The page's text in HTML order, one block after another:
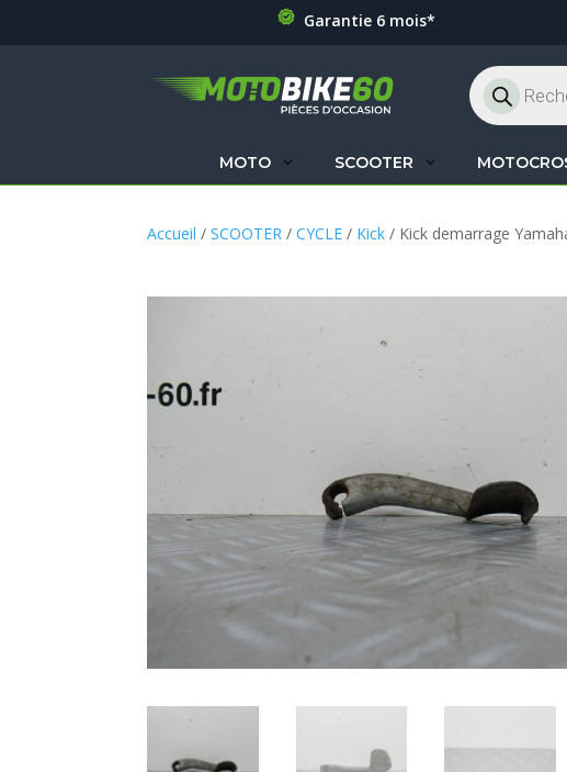
Garantie 6 mois*
Recherche
de
produits
MOTO SCOOTER
Accueil /SCOOTER /CYCLE / Kick / Kick demarrage